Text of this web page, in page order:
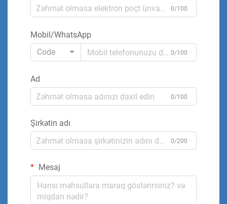
0/100
Mobil/WhatsApp
Code
0/100
Ad
0/100
Şirkətin adı
0/200
Mesaj